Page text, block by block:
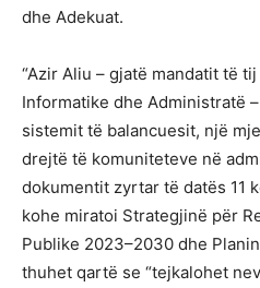
dhe Adekuat.
“Azir Aliu – gjatë mandatit të
Informatike dhe Administratë
sistemit të balancuesit, një
drejtë të komuniteteve në
dokumentit zyrtar të datës 11
kohe miratoi Strategjinë për
Publike 2023–2030 dhe
thuhet qartë se “tejkalohet